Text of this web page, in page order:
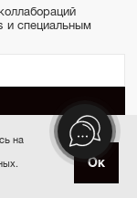
и специальным
на
Ок